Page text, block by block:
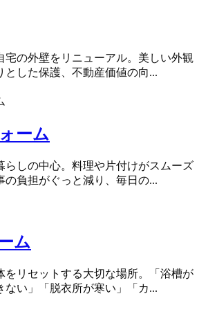
宅の外壁をリニューアル。美しい外観
とした保護、不動産価値の向...
ーム
らしの中心。料理や片付けがスムーズ
の負担がぐっと減り、毎日の...
ム
をリセットする大切な場所。「浴槽が
ない」「脱衣所が寒い」「カ...